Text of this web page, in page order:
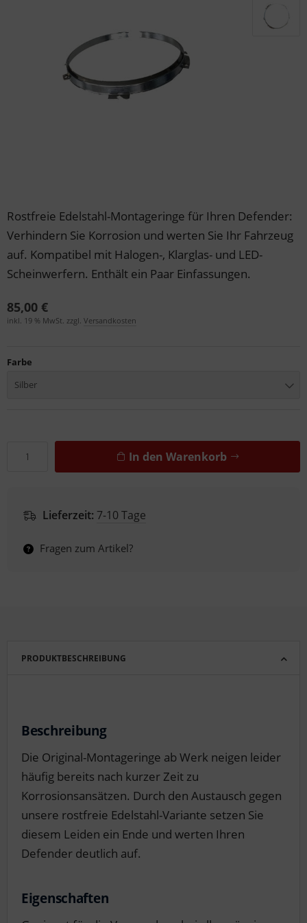
Rostfreie Edelstahl-Montageringe für Ihren Defender:
Verhindern Sie Korrosion und werten Sie Ihr Fahrzeug
auf. Kompatibel mit Halogen-, Klarglas- und LED-
Scheinwerfern. Enthält ein Paar Einfassungen.
85,00 €
inkl. 19 % MwSt. zzgl. Versandkosten
Farbe
Silber
In den Warenkorb
Lieferzeit: 7-10 Tage
Fragen zum Artikel?
PRODUKTBESCHREIBUNG
Beschreibung
Die Original-Montageringe ab Werk neigen leider
häufig bereits nach kurzer Zeit zu
Korrosionsansätzen. Durch den Austausch gegen
unsere rostfreie Edelstahl-Variante setzen Sie
diesem Leiden ein Ende und werten Ihren
Defender deutlich auf.
Eigenschaften